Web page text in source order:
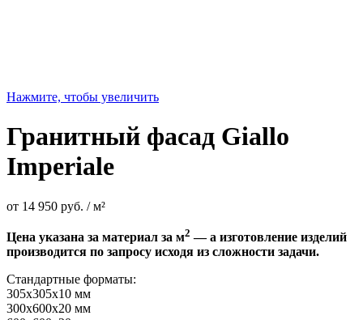
Нажмите, чтобы увеличить
Гранитный фасад Giallo
Imperiale
от 14 950 руб. / м²
Цена указана за материал за м2 — а изготовление изделий
производится по запросу исходя из сложности задачи.
Стандартные форматы:
305х305х10 мм
300х600х20 мм